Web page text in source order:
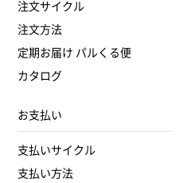
注文サイクル
注文方法
定期お届け パルくる便
カタログ
お支払い
支払いサイクル
支払い方法